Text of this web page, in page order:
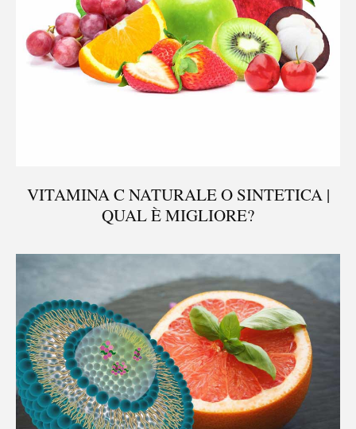
VITAMINA C NATURALE O SINTETICA |
QUAL È MIGLIORE?